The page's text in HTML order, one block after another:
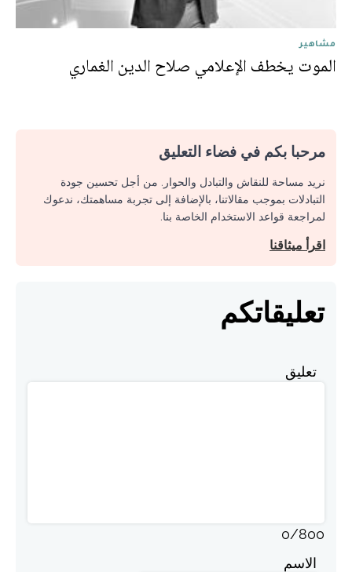
مشاهير
الموت يخطف الإعلامي صلاح الدين الغماري
مرحبا بكم في فضاء التعليق
نريد مساحة للنقاش والتبادل والحوار. من أجل تحسين جودة
التبادلات بموجب مقالاتنا، بالإضافة إلى تجربة مساهمتك، ندعوك
لمراجعة قواعد الاستخدام الخاصة بنا.
اقرأ ميثاقنا
تعليقاتكم
تعليق
0/800
الاسم